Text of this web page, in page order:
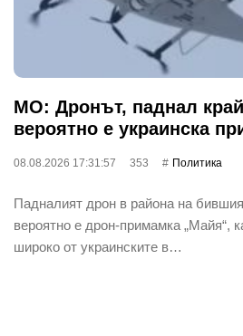
МО: Дронът, паднал
вероятно е украинска
08.08.2026 17:31:57 353 Политика
Падналият дрон в района на
вероятно е дрон-примамка „Майя“,
широко от украинските в…